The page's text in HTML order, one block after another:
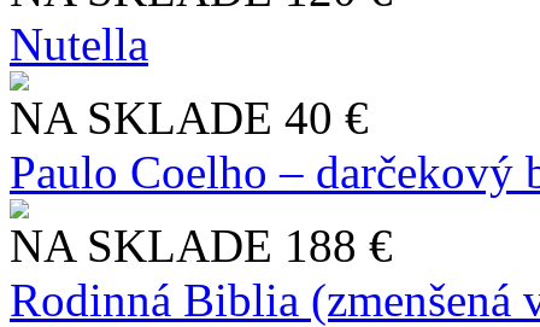
Nutella
NA SKLADE 40 €
Paulo Coelho – darčekový
NA SKLADE 188 €
Rodinná Biblia (zmenšená